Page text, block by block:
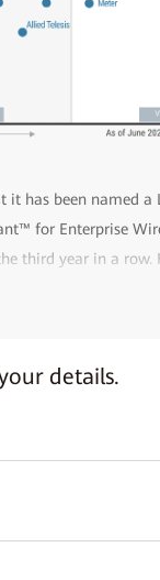
it has been named a
for Enterprise
third year in a row.
vendor
Nauman Raja, Tim
trademark of
All rights reserved.
technology users to select
Gartner research
and should not be
details.